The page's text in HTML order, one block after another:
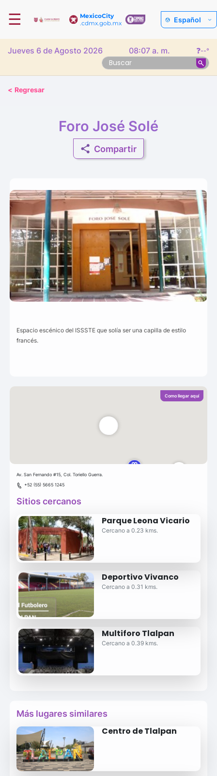
MexicoCity
.cdmx.gob.mx
☰ Español
Jueves 6 de Agosto 2026 08:07 a. m. ❓--°
< Regresar
Foro José Solé
Compartir
Espacio escénico del ISSSTE que solía ser una capilla de estilo
francés.
Como llegar aquí
Av. San Fernando #15, Col. Toriello Guerra.
+52 (55) 5665 1245
Sitios cercanos
Parque Leona Vicario
Cercano a 0.23 kms.
Deportivo Vivanco
Cercano a 0.31 kms.
Multiforo Tlalpan
Cercano a 0.39 kms.
Más lugares similares
Centro de Tlalpan